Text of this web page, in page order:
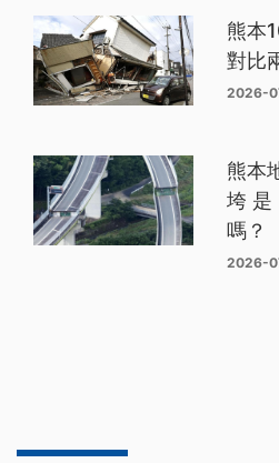
熊本
對比
2026-
熊本
垮 是
嗎？
2026-